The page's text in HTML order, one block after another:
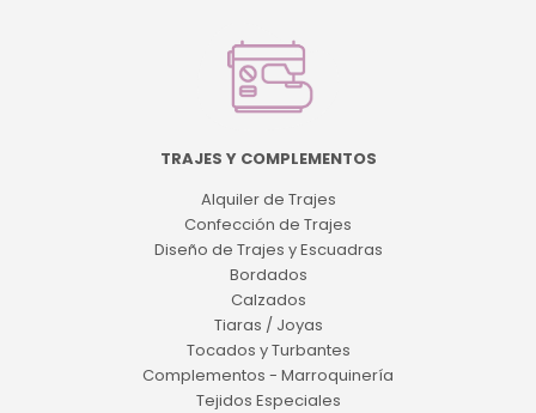
TRAJES Y COMPLEMENTOS
Alquiler de Trajes
Confección de Trajes
Diseño de Trajes y Escuadras
Bordados
Calzados
Tiaras / Joyas
Tocados y Turbantes
Complementos - Marroquinería
Tejidos Especiales